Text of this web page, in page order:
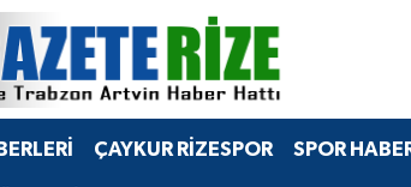
ÇAYKUR RİZESPOR SPOR
Eczaneler